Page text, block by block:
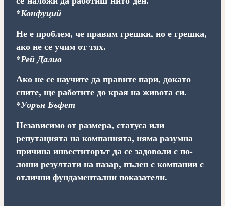
*Конфуций
Не е проблем, че правим грешки, но е грешка,
ако не се учим от тях.
*Рей Далио
Ако не се научите да правите пари, докато
спите, ще работите до края на живота си.
*Уорън Бъфет
Независимо от размера, статуса или
репутацията на компанията, няма разумна
причина инвеститорът да се задоволи с по-
лоши резултати на пазар, пълен с компании с
отлични фундаментални показатели.